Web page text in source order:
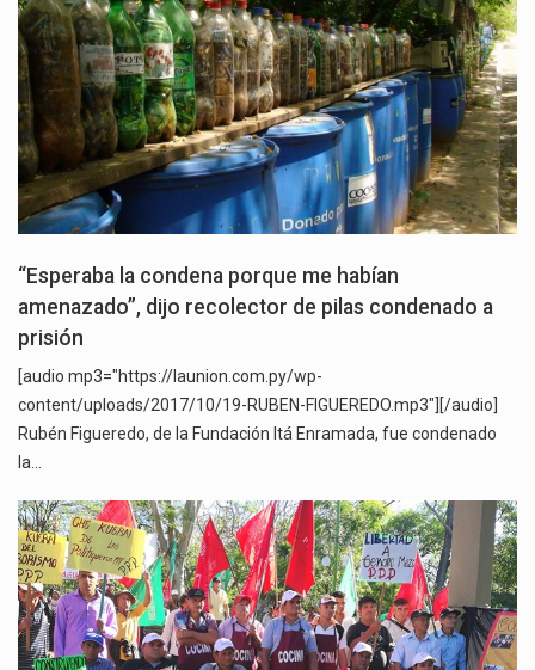
“Esperaba la condena porque me habían
amenazado”, dijo recolector de pilas condenado a
prisión
[audio mp3="https://launion.com.py/wp-
content/uploads/2017/10/19-RUBEN-FIGUEREDO.mp3"][/audio]
Rubén Figueredo, de la Fundación Itá Enramada, fue condenado
la…